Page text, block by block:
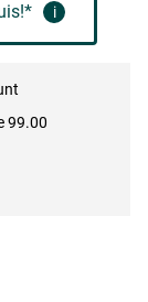
i
99.00